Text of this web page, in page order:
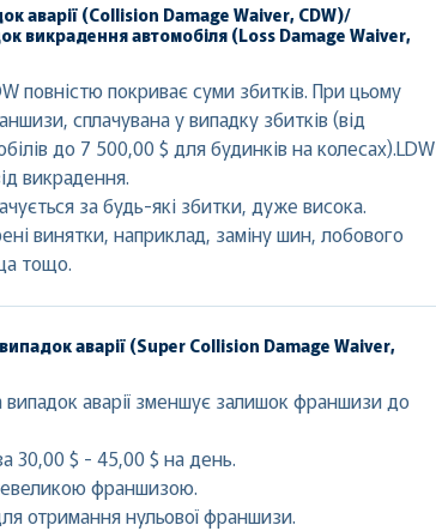
аварії (Collision Damage Waiver, CDW)/
викрадення автомобіля (Loss Damage Waiver,
повністю покриває суми збитків. При цьому
сплачувана у випадку збитків (від
до 7 500,00 $ для будинків на колесах).LDW
викрадення.
за будь-які збитки, дуже висока.
винятки, наприклад, заміну шин, лобового
тощо.
аварії (Super Collision Damage Waiver,
аварії зменшує залишок франшизи до
30,00 $ - 45,00 $ на день.
франшизою.
отримання нульової франшизи.